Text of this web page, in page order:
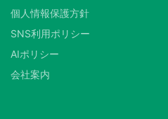
個人情報保護方針
SNS利用ポリシー
AIポリシー
会社案内